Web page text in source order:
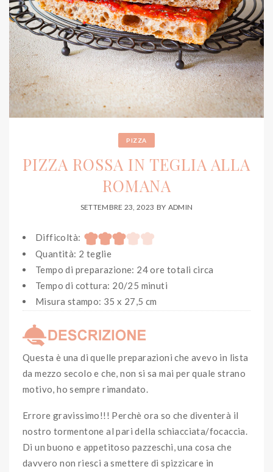
PIZZA
PIZZA ROSSA IN TEGLIA ALLA
ROMANA
SETTEMBRE 23, 2023 BY ADMIN
Difficoltà:
Quantità: 2 teglie
Tempo di preparazione: 24 ore totali circa
Tempo di cottura: 20/25 minuti
Misura stampo: 35 x 27,5 cm
Questa è una di quelle preparazioni che avevo in lista
da mezzo secolo e che, non si sa mai per quale strano
motivo, ho sempre rimandato.
Errore gravissimo!!! Perchè ora so che diventerà il
nostro tormentone al pari della schiacciata/focaccia.
Di un buono e appetitoso pazzeschi, una cosa che
davvero non riesci a smettere di spizzicare in